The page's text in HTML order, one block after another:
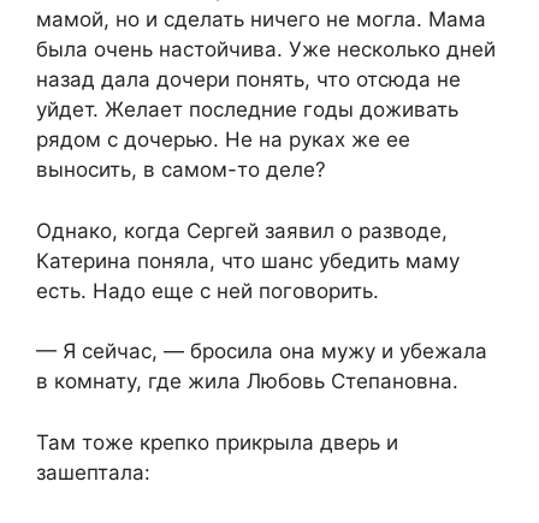
мамой, но и сделать ничего не могла. Мама
была очень настойчива. Уже несколько дней
назад дала дочери понять, что отсюда не
уйдет. Желает последние годы доживать
рядом с дочерью. Не на руках же ее
выносить, в самом-то деле?
Однако, когда Сергей заявил о разводе,
Катерина поняла, что шанс убедить маму
есть. Надо еще с ней поговорить.
— Я сейчас, — бросила она мужу и убежала
в комнату, где жила Любовь Степановна.
Там тоже крепко прикрыла дверь и
зашептала: